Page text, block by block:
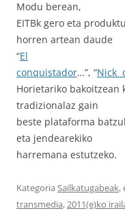
Modu berean,
EITBk gero eta
horren artean daude
“El
conquistador…”, “Nick
Horietariko
tradizionalaz gain
beste plataforma
eta jendearekiko
harremana estutzeko.
Kategoria Sailkatugabeak,
transmedia, 2011(e)ko